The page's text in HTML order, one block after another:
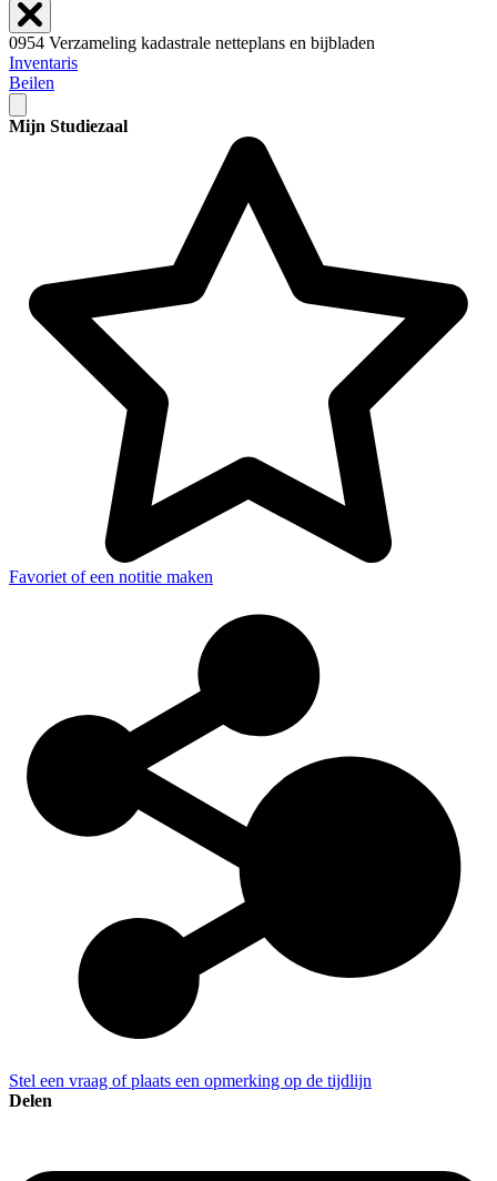
0954 Verzameling kadastrale netteplans en bijbladen
Inventaris
Beilen
Mijn Studiezaal
Favoriet of een notitie maken
Stel een vraag of plaats een opmerking op de tijdlijn
Delen